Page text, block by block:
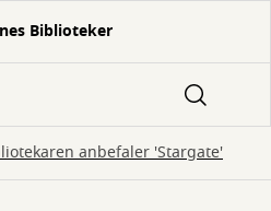
Biblioteker
anbefaler 'Stargate'